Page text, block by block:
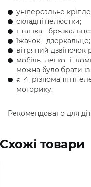
універсальне
складні пелюстки;
пташка - брязкальце;
їжачок - дзеркальце;
вітряний дзвіночок
мобіль легко і
можна було брати
є 4 різноманітні
моторику.
Рекомендовано для
Схожі товари